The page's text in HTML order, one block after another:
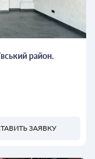
район.
ЗАЯВКУ